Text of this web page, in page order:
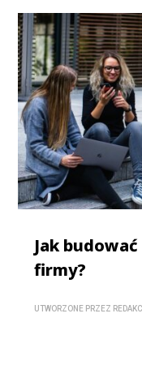
Jak
firmy?
UTWORZONE PRZEZ